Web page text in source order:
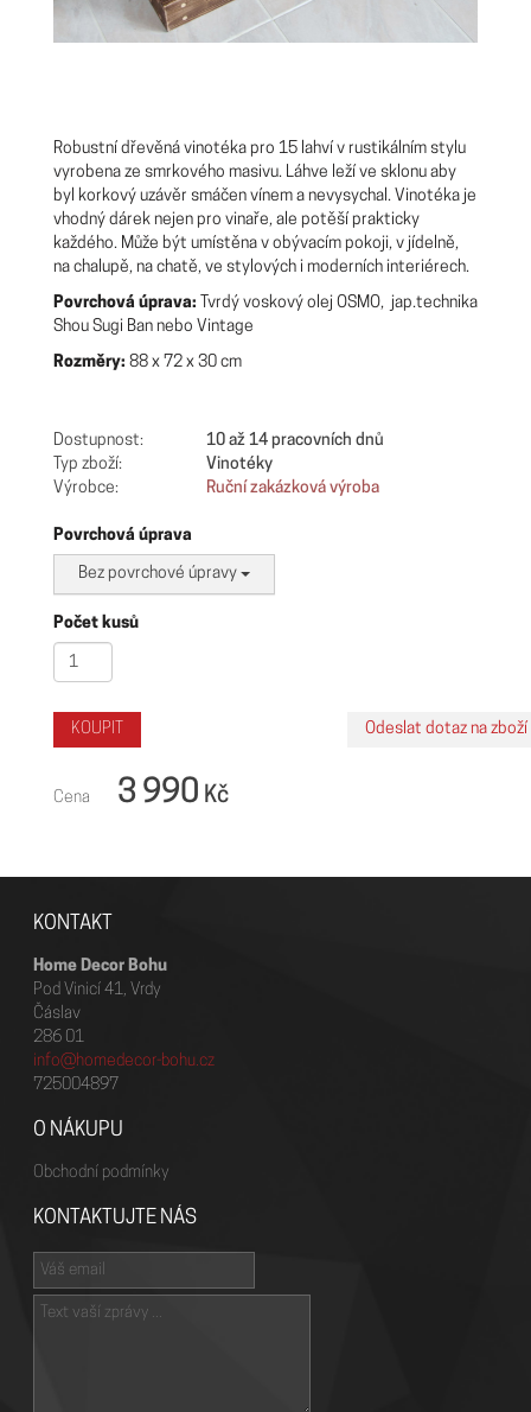
Robustní dřevěná vinotéka pro 15 lahví v rustikálním stylu
vyrobena ze smrkového masivu. Láhve leží ve sklonu aby
byl korkový uzávěr smáčen vínem a nevysychal. Vinotéka je
vhodný dárek nejen pro vinaře, ale potěší prakticky
každého. Může být umístěna v obývacím pokoji, v jídelně,
na chalupě, na chatě, ve stylových i moderních interiérech.
Povrchová úprava: Tvrdý voskový olej OSMO, jap.technika
Shou Sugi Ban nebo Vintage
Rozměry: 88 x 72 x 30 cm
Dostupnost:
10 až 14 pracovních dnů
Typ zboží:
Vinotéky
Výrobce:
Ruční zakázková výroba
Povrchová úprava
Bez povrchové úpravy
Počet kusů
Cena 3 990 Kč
KONTAKT
Home Decor Bohu
Pod Vinicí 41, Vrdy
Čáslav
286 01
info@homedecor-bohu.cz
725004897
O NÁKUPU
Obchodní podmínky
KONTAKTUJTE NÁS